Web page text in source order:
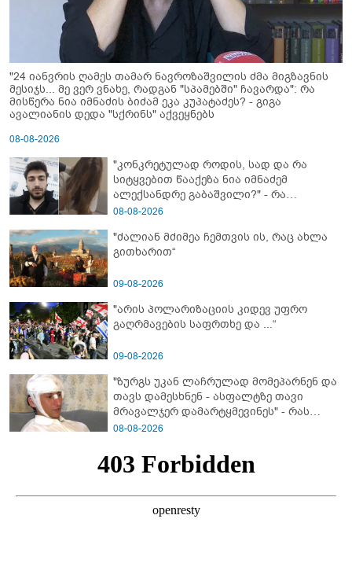
"24 იანვრის ღამეს თამარ ნავროზაშვილის ძმა მიგზავნის
მესიჯს... მე ვერ ვნახე, რადგან "სპამებში" ჩავარდა": რა
მისწერა ნია იმნაძის ბიძამ ეკა კუპატაძეს? - გიგა
ავალიანის დედა "სქრინს" აქვეყნებს
08-08-2026
"კონკრეტულად როდის, სად და რა
სიტყვებით წააქეზა ნია იმნაძემ
ალექსანდრე გაბაშვილი?" - რა
მიმართვას ავრცელებს ნია იმნაძის
08-08-2026
"ძალიან მძიმეა ჩემთვის ის, რაც ახლა
გითხარით“
09-08-2026
"არის პოლარიზაციის კიდევ უფრო
გაღრმავების საფრთხე და ...“
09-08-2026
"ზურგს უკან ლაჩრულად მომეპარნენ და
თავს დამესხნენ - ასფალტზე თავი
მრავალჯერ დამარტყმევინეს" - რას
ჰყვება კურიერი, რომელსაც
გაუსწორდნენ?
08-08-2026